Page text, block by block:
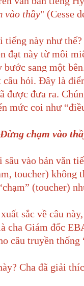
vào thầy" (Cesse
tiếng này như
đạt này từ môi
sang một
câu hỏi. Đây là
được đưa ra.
mức coi như
chạm vào
vào bản văn
toucher) không
(toucher)
sắc về câu
cha Giám đốc
câu truyền thống
Cha đã giải